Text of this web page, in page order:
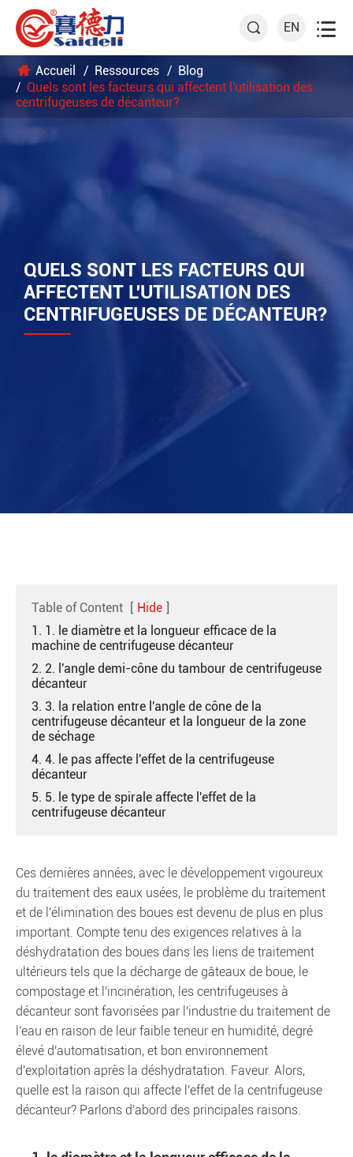
 EN 
Accueil Ressources
Blog
Quels sont les facteurs qui affectent l'utilisation des
centrifugeuses de décanteur?
QUELS SONT LES FACTEURS QUI
AFFECTENT L'UTILISATION DES
CENTRIFUGEUSES DE DÉCANTEUR?
Table of Content [ Hide ]
1. 1. le diamètre et la longueur efficace de la
machine de centrifugeuse décanteur
2. 2. l'angle demi-cône du tambour de centrifugeuse
décanteur
3. 3. la relation entre l'angle de cône de la
centrifugeuse décanteur et la longueur de la zone
de séchage
4. 4. le pas affecte l'effet de la centrifugeuse
décanteur
5. 5. le type de spirale affecte l'effet de la
centrifugeuse décanteur
Ces dernières années, avec le développement vigoureux
du traitement des eaux usées, le problème du traitement
et de l'élimination des boues est devenu de plus en plus
important. Compte tenu des exigences relatives à la
déshydratation des boues dans les liens de traitement
ultérieurs tels que la décharge de gâteaux de boue, le
compostage et l'incinération, les centrifugeuses à
décanteur sont favorisées par l'industrie du traitement de
l'eau en raison de leur faible teneur en humidité, degré
élevé d'automatisation, et bon environnement
d'exploitation après la déshydratation. Faveur. Alors,
quelle est la raison qui affecte l'effet de la centrifugeuse
décanteur? Parlons d'abord des principales raisons.